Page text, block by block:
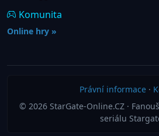
Komunita
Online hry »
Právní informace·
© 2026 StarGate-Online.CZ ·
seriálu